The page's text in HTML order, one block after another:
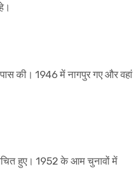
की। 1946 में नागपुर गए और वहां
हुए। 1952 के आम चुनावों में